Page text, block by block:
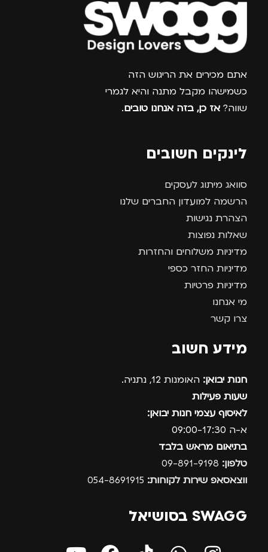
צרפו אותי למועדון
אתם מכירים את הריגוש הזה
כשמישהו מקבל מתנה והיא לגמרי
שווה? אז כן, בזה אנחנו טובים.
לינקים חשובים
סוואג מיתוג לעסקים
הרשמה למועדון החברים שלנו
הצהרת נגישות
שאלות נפוצות
מדיניות משלוחים והחזרות
מדיניות החזר כספי
מדיניות פרטיות
מי אנחנו
צרו קשר
מידע חשוב
חנות יבואן: האומנות 12, נתניה.
שעות פעילות
לאיסוף עצמי חנות יבואן:
א-ה 09:00-17:30
בתיאום מראש בלבד
טלפון:
ווצאסאפ שירות לקוחות:
SWAGG בסושיאל